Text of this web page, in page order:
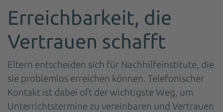
Erreichbarkeit, die
Vertrauen schafft
Eltern entscheiden sich für Nachhilfeinstitute, die
sie problemlos erreichen können. Telefonischer
Kontakt ist dabei oft der wichtigste Weg, um
Unterrichtstermine zu vereinbaren und Vertrauen